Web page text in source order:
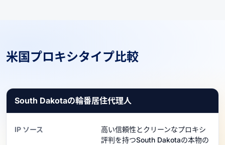
米国プロキシタイプ比較
South Dakotaの輪番居住代理人
IP ソース
高い信頼性とクリーンなプロキシ
評判を持つSouth Dakotaの本物の